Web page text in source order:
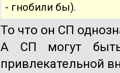
- гнобили бы).
То что он СП
А СП могут быть
привлекательной